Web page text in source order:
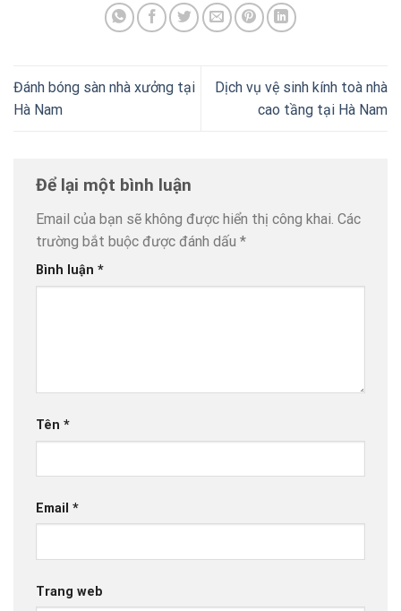
Đánh bóng sàn nhà xưởng tại
Hà Nam
Dịch vụ vệ sinh kính toà nhà
cao tầng tại Hà Nam
Để lại một bình luận
Email của bạn sẽ không được hiển thị công khai. Các
trường bắt buộc được đánh dấu *
Bình luận *
Tên *
Email *
Trang web